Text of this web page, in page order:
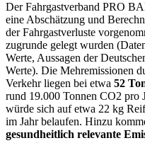
Der Fahrgastverband PRO
eine Abschätzung und
der Fahrgastverluste
zugrunde gelegt wurden
Werte, Aussagen der
Werte). Die Mehremissionen
Verkehr liegen bei etwa 52
rund 19.000 Tonnen CO2 pro
würde sich auf etwa 22 kg
im Jahr belaufen. Hinzu
gesundheitlich relevante